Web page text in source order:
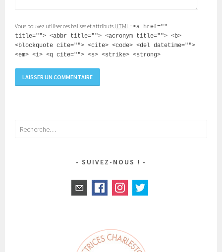
Vous pouvez utiliser ces balises et attributs HTML :<a href=""
title=""> <abbr title=""> <acronym title=""> <b>
<blockquote cite=""> <cite> <code> <del datetime="">
<em> <i> <q cite=""> <s> <strike> <strong>
Rechercher :
SUIVEZ-NOUS !